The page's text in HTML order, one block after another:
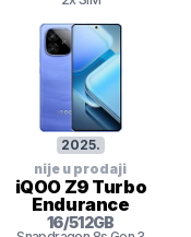
2025.
nije u prodaji
iQOO Z9 Turbo
Endurance
16/512GB